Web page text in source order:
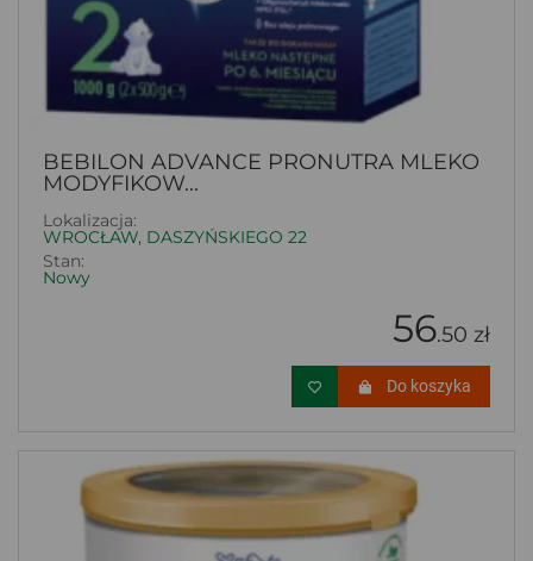
BEBILON ADVANCE PRONUTRA MLEKO
MODYFIKOW...
Lokalizacja:
WROCŁAW, DASZYŃSKIEGO 22
Stan:
Nowy
56.50 zł
Do koszyka